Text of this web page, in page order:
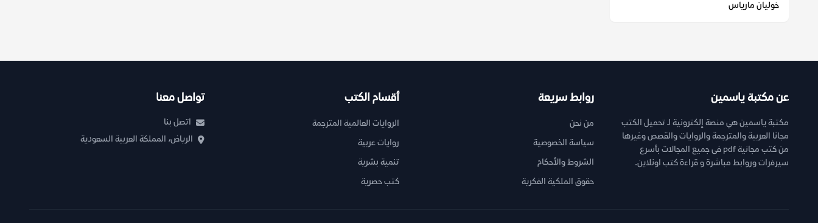
خوليان مارياس
عن مكتبة ياسمين
مكتبة ياسمين هي منصة إلكترونية لـ تحميل الكتب
مجانا العربية والمترجمة والروايات والقصص وغيرها
من كتب مجانية pdf فى جميع المجالات بأسرع
سيرفرات وروابط مباشرة و قراءة كتب اونلاين.
روابط سريعة
من نحن
سياسة الخصوصية
الشروط والأحكام
حقوق الملكية الفكرية
أقسام الكتب
الروايات العالمية المترجمة
روايات عربية
تنمية بشرية
كتب حصرية
تواصل معنا
اتصل بنا
الرياض، المملكة العربية السعودية